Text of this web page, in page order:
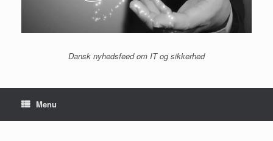
Dansk nyhedsfeed om IT og sikkerhed
Menu